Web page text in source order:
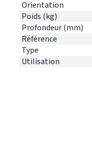
Orientation
Poids (kg)
Profondeur (mm)
Référence
Type
Utilisation